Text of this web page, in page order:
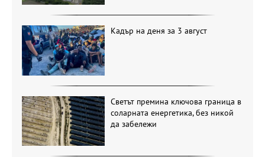
Кадър на деня за 3 август
Светът премина ключова граница в
соларната енергетика, без никой
да забележи